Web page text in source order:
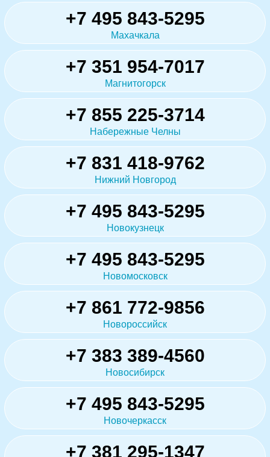
+7 495 843-5295
Махачкала
+7 351 954-7017
Магнитогорск
+7 855 225-3714
Набережные Челны
+7 831 418-9762
Нижний Новгород
+7 495 843-5295
Новокузнецк
+7 495 843-5295
Новомосковск
+7 861 772-9856
Новороссийск
+7 383 389-4560
Новосибирск
+7 495 843-5295
Новочеркасск
+7 381 295-1347